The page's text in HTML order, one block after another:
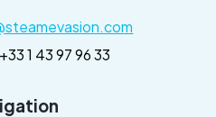
1 43 97 96 33